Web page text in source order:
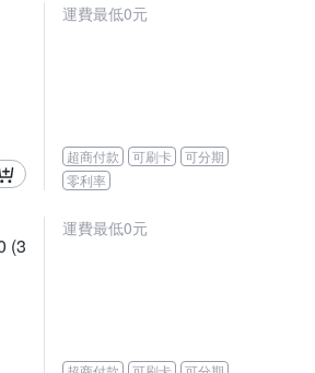
運費最低0元
超商付款 可刷卡
可分期
零利率
(3
運費最低0元